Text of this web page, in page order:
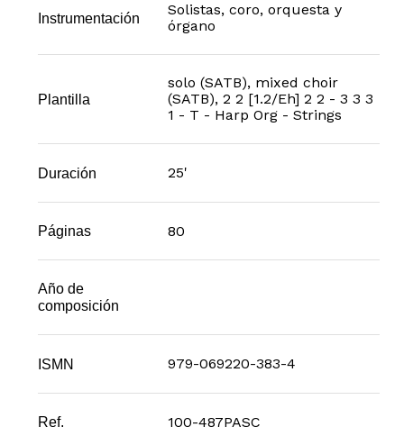
Instrumentación
Solistas, coro, orquesta y
órgano
Plantilla
solo (SATB), mixed choir
(SATB), 2 2 [1.2/Eh] 2 2 - 3 3 3
1 - T - Harp Org - Strings
Duración 25'
Páginas 80
Año de
composición
ISMN 979-069220-383-4
Ref. 100-487PASC